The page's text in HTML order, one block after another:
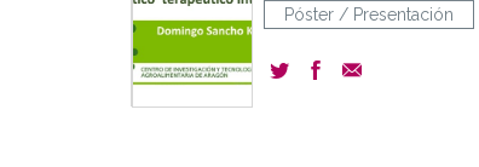
Póster / Presentación